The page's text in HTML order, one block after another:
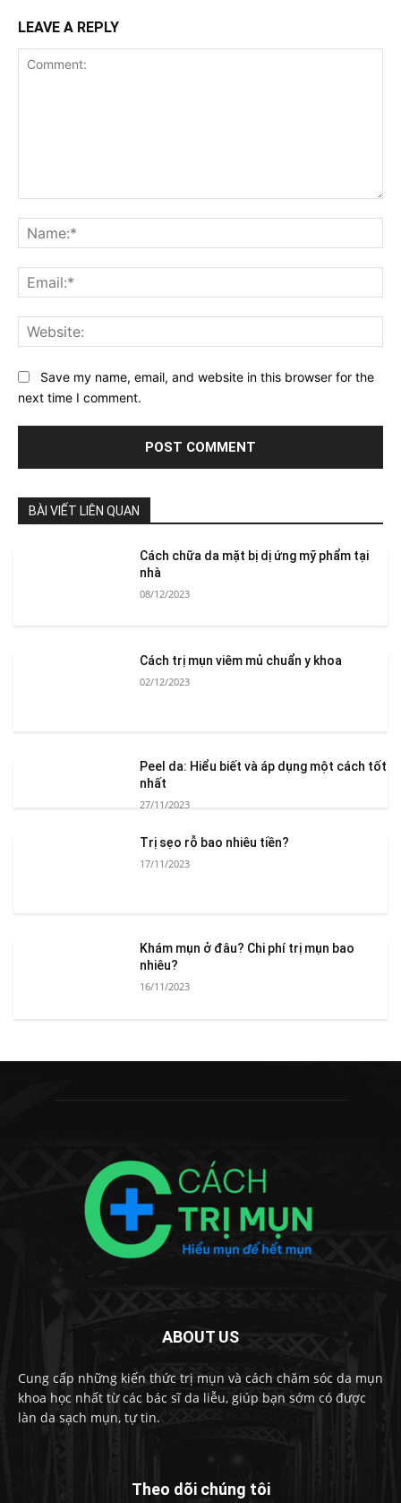
LEAVE A REPLY
Save my name, email, and website in this browser for the
next time I comment.
BÀI VIẾT LIÊN QUAN
Cách chữa da mặt bị dị ứng mỹ phẩm tại
nhà
08/12/2023
Cách trị mụn viêm mủ chuẩn y khoa
02/12/2023
Peel da: Hiểu biết và áp dụng một cách tốt
nhất
27/11/2023
Trị sẹo rỗ bao nhiêu tiền?
17/11/2023
Khám mụn ở đâu? Chi phí trị mụn bao
nhiêu?
16/11/2023
ABOUT US
Cung cấp những kiến thức trị mụn và cách chăm sóc da mụn
khoa học nhất từ các bác sĩ da liễu, giúp bạn sớm có được
làn da sạch mụn, tự tin.
Theo dõi chúng tôi